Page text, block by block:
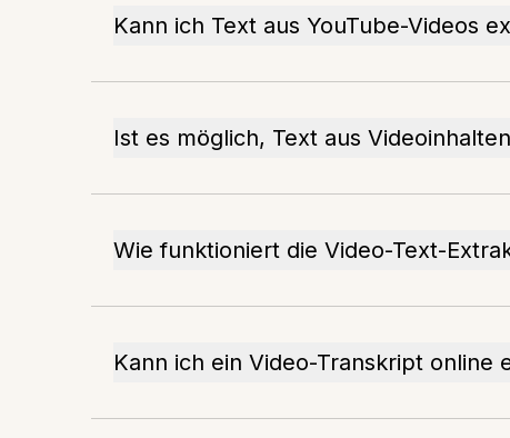
Kann ich Text aus YouTube-Videos
Ist es möglich, Text aus
Wie funktioniert die Video-Text-
Kann ich ein Video-Transkript online